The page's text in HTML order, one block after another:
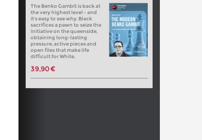
The Benko Gambit is back at
the very highest level - and
it's easy to see why. Black
sacrifices a pawn to seize the
initiative on the queenside,
obtaining long-lasting
pressure, active pieces and
open files that make life
difficult for White.
39,90 €